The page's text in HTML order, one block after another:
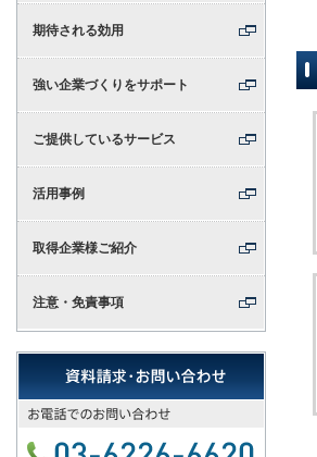
期待される効用
強い企業づくりをサポート
ご提供しているサービス
活用事例
取得企業様ご紹介
注意・免責事項